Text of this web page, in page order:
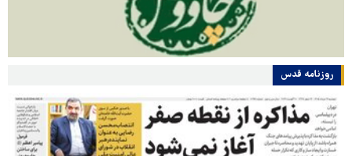
روزنامه قدس